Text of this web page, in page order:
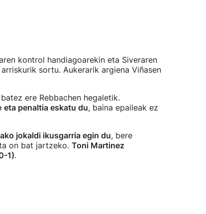
kontrol handiagoarekin eta Siveraren
sortu. Aukerarik argiena Viñasen
ere Rebbachen hegaletik.
eta penaltia eskatu du, baina epaileak ez
jokaldi ikusgarria egin du, bere
on bat jartzeko. Toni Martinez
1).